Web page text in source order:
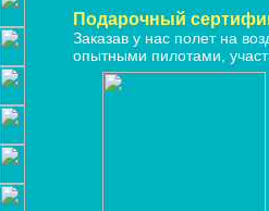
Подарочный
Заказав у нас полет на
опытными пилотами,